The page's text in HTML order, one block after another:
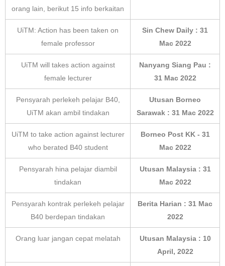
orang lain, berikut 15 info berkaitan
UiTM: Action has been taken on
female professor
Sin Chew Daily : 31
Mac 2022
UiTM will takes action against
female lecturer
Nanyang Siang Pau :
31 Mac 2022
Pensyarah perlekeh pelajar B40,
UiTM akan ambil tindakan
Utusan Borneo
Sarawak : 31 Mac 2022
UiTM to take action against lecturer
who berated B40 student
Borneo Post KK - 31
Mac 2022
Pensyarah hina pelajar diambil
tindakan
Utusan Malaysia : 31
Mac 2022
Pensyarah kontrak perlekeh pelajar
B40 berdepan tindakan
Berita Harian : 31 Mac
2022
Orang luar jangan cepat melatah
Utusan Malaysia : 10
April, 2022